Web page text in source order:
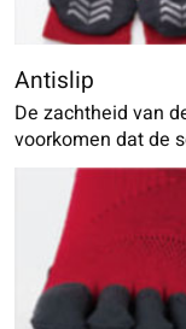
Antislip
De zachtheid van
voorkomen dat de